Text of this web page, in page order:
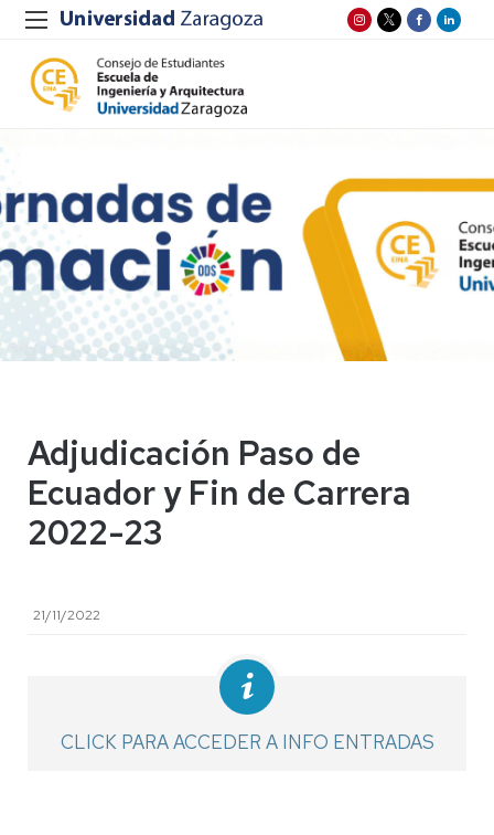
Adjudicación Paso de
Ecuador y Fin de Carrera
2022-23
21/11/2022
CLICK PARA ACCEDER A INFO ENTRADAS